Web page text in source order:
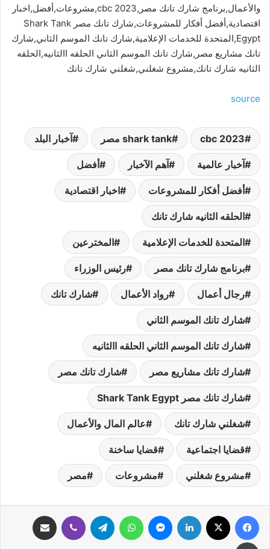
والأعمال,برنامج شارك تانك مصر,cbc 2023,مشروعات,أفضل,اخبار
اقتصادية,أفضل أفكار للمشروعات,شارك تانك مصر Shark Tank
Egypt,المتحدة للخدمات الإعلامية,شارك تانك الموسم الثاني,شارك
تانك مشاريع مصر,شارك تانك الموسم الثاني الحلقه االثانيه,الحلقه
الثانيه شارك تانك,مشروع شغلني,شغلني شارك تانك
source
cbc 2023 shark tank مصر آخبار البلد
آخبار عالمية آهم الآخبار أفضل
أفضل أفكار للمشروعات اخبار اقتصادية
الحلقه الثانيه شارك تانك
المتحدة للخدمات الإعلامية المخترعين
برنامج شارك تانك مصر رئيس الوزراء
رجال أعمال رواد الأعمال شارك تانك
شارك تانك الموسم الثاني
شارك تانك الموسم الثاني الحلقه االثانيه
شارك تانك مشاريع مصر شارك تانك مصر
شارك تانك مصر Shark Tank Egypt
شغلني شارك تانك عالم المال والأعمال
قضايا اجتماعية قضايا ساخنة
مشروع شغلني مشروعات مصر
فيسبوك لينكدإن ماسنجر واتساب تيلقرام ڤايبر
طباعة